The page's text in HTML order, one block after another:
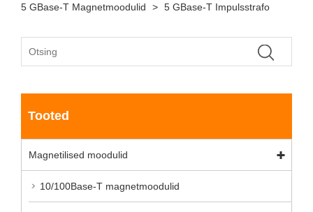
5 GBase-T Magnetmoodulid
> 5 GBase-T Impulsstrafo
Tooted
Magnetilised moodulid
10/100Base-T magnetmoodulid